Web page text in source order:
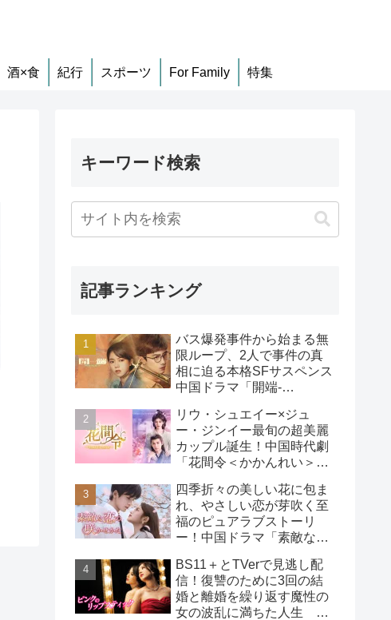
酒×食 紀行 スポーツ For Family 特集
キーワード検索
記事ランキング
バス爆発事件から始まる無
限ループ、2人で事件の真
相に迫る本格SFサスペンス
中国ドラマ「開端-
リウ・シュエイー×ジュ
ー・ジンイー最旬の超美麗
カップル誕生！中国時代劇
「花間令＜かかんれい＞～
四季折々の美しい花に包ま
れ、やさしい恋が芽吹く至
福のピュアラブストーリ
ー！中国ドラマ「素敵な恋
BS11＋とTVerで見逃し配
信！復讐のために3回の結
婚と離婚を繰り返す魔性の
女の波乱に満ちた人生